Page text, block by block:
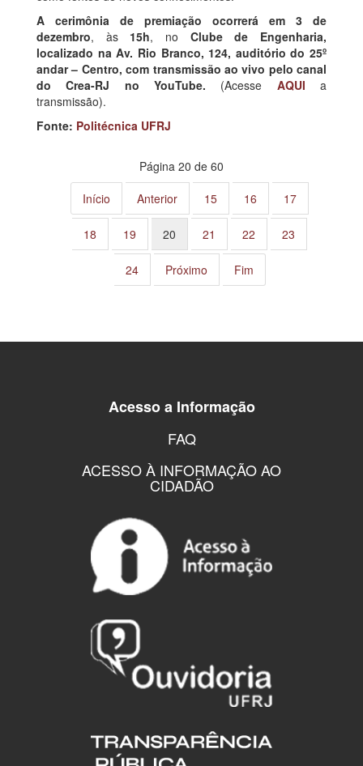
A cerimônia de premiação ocorrerá em 3 de
dezembro, às 15h, no Clube de Engenharia,
localizado na Av. Rio Branco, 124, auditório do 25º
andar – Centro, com transmissão ao vivo pelo canal
do Crea-RJ no YouTube. (Acesse AQUI
a
transmissão).
Fonte: Politécnica UFRJ
Página 20 de 60
Início
Anterior 15 16 17
18 19 20 21 22 23
24 Próximo Fim
Acesso a Informação
FAQ
ACESSO À INFORMAÇÃO AO
CIDADÃO